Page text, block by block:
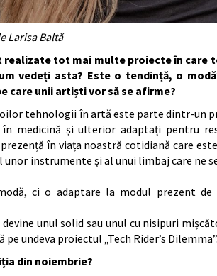
Larisa Baltă
realizate tot mai multe proiecte în care
vedeți asta? Este o tendință, o
care unii artiști vor să se afirme?
tehnologii în artă este parte dintr-un
medicină și ulterior adaptați pentru
în viața noastră cotidiană care
unor instrumente și al unui limbaj care ne
ci o adaptare la modul prezent
unul solid sau unul cu nisipuri
undeva proiectul „Tech Rider’s Dilemma”.
din noiembrie?